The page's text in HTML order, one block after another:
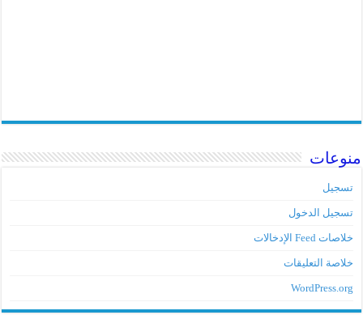
منوعات
تسجيل
تسجيل الدخول
خلاصات Feed الإدخالات
خلاصة التعليقات
WordPress.org